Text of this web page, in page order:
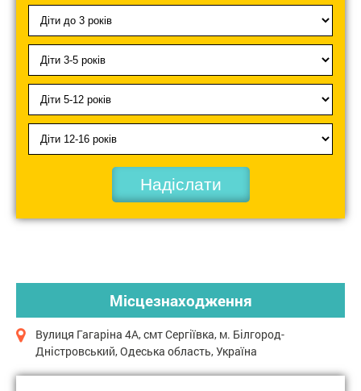
Місцезнаходження
Вулиця Гагаріна 4А, смт Сергіївка, м. Білгород-
Дністровський, Одеська область, Україна
Надіслати